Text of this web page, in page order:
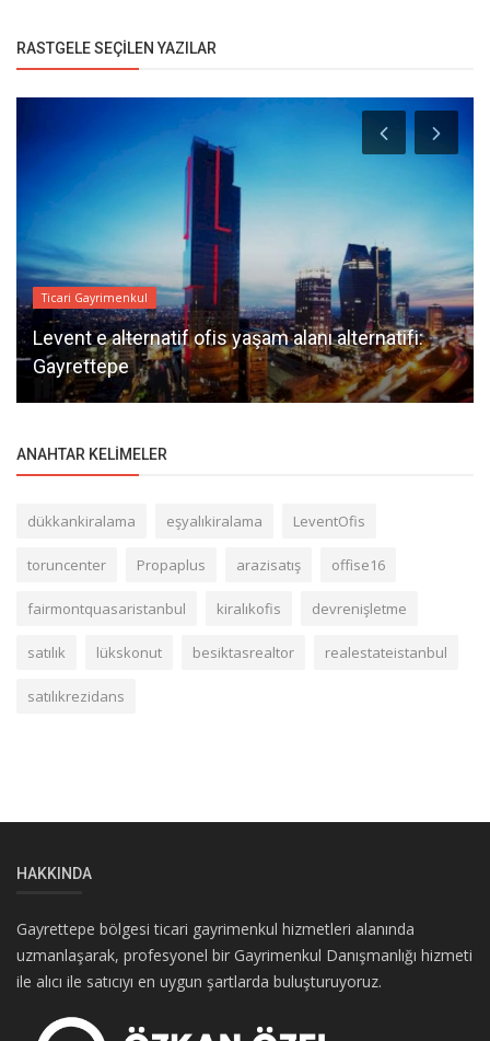
RASTGELE SEÇILEN YAZILAR
Ticari Gayrimenkul
Levent e alternatif ofis yaşam alanı alternatifi:
Gayrettepe
ANAHTAR KELIMELER
dükkankiralama eşyalıkiralama LeventOfis
toruncenter Propaplus arazisatış offise16
fairmontquasaristanbul kiralıkofis devrenişletme
satılık lükskonut besiktasrealtor realestateistanbul
satılıkrezidans
HAKKINDA
Gayrettepe bölgesi ticari gayrimenkul hizmetleri alanında
uzmanlaşarak, profesyonel bir Gayrimenkul Danışmanlığı hizmeti
ile alıcı ile satıcıyı en uygun şartlarda buluşturuyoruz.